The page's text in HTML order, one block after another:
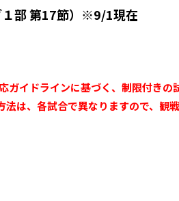
１部 第17節）※9/1現在
ガイドラインに基づく、制限付きの
は、各試合で異なりますので、観